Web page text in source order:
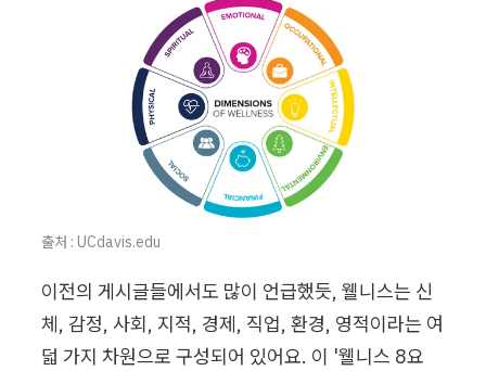
출처 : UCdavis.edu
이전의 게시글들에서도 많이 언급했듯, 웰니스는 신
체, 감정, 사회, 지적, 경제, 직업, 환경, 영적이라는 여
덟 가지 차원으로 구성되어 있어요. 이 '웰니스 8요